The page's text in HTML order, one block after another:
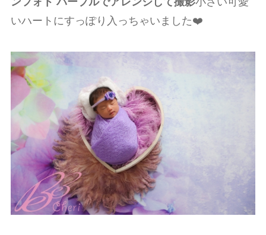
いハートにすっぽり入っちゃいました❤️